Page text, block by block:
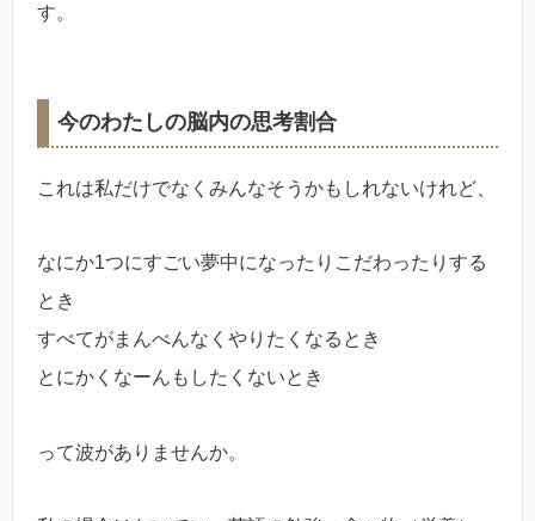
す。
今のわたしの脳内の思考割合
これは私だけでなくみんなそうかもしれないけれど、
なにか1つにすごい夢中になったりこだわったりする
とき
すべてがまんべんなくやりたくなるとき
とにかくなーんもしたくないとき
って波がありませんか。